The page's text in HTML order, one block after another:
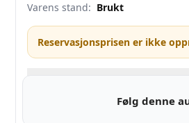
Varens stand: Brukt
Reservasjonsprisen er ikke
Følg denne